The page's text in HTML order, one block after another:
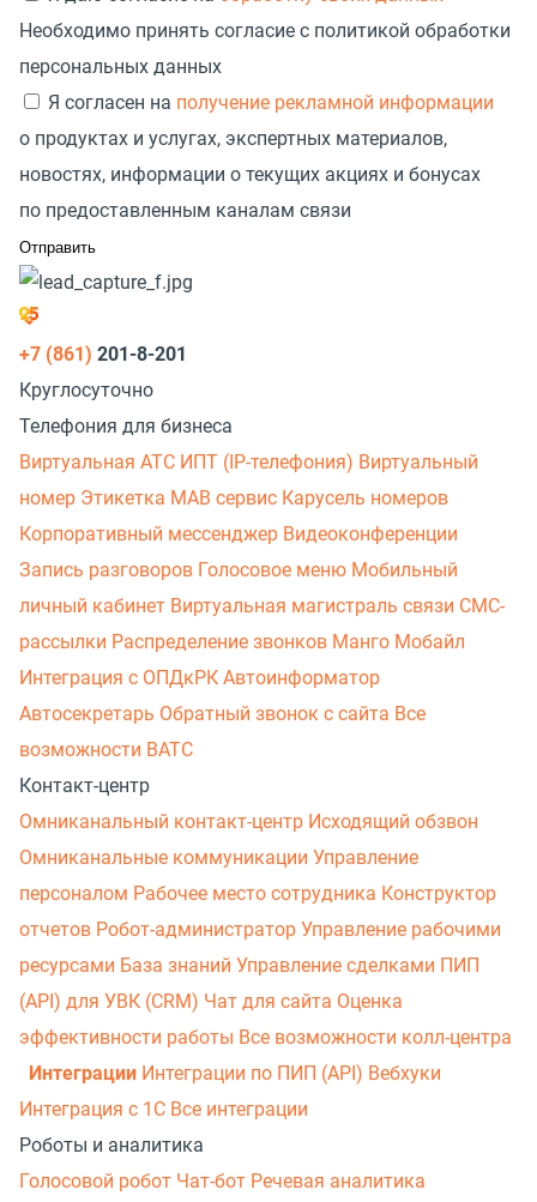
Необходимо принять согласие с политикой обработки
персональных данных
Я согласен на получение рекламной информации
о продуктах и услугах, экспертных материалов,
новостях, информации о текущих акциях и бонусах
по предоставленным каналам связи
+7 (861) 201-8-201
Круглосуточно
Телефония для бизнеса
Виртуальная АТС ИПТ (IP-телефония) Виртуальный
номер Этикетка МАВ сервис Карусель номеров
Корпоративный мессенджер Видеоконференции
Запись разговоров Голосовое меню Мобильный
личный кабинет Виртуальная магистраль связи СМС-
рассылки Распределение звонков Манго Мобайл
Интеграция с ОПДкРК Автоинформатор
Автосекретарь Обратный звонок с сайта Все
возможности ВАТС
Контакт-центр
Омниканальный контакт-центр Исходящий обзвон
Омниканальные коммуникации Управление
персоналом Рабочее место сотрудника Конструктор
отчетов Робот-администратор Управление рабочими
ресурсами База знаний Управление сделками ПИП
(API) для УВК (CRM) Чат для сайта Оценка
эффективности работы Все возможности колл-центра
Интеграции Интеграции по ПИП (API) Вебхуки
Интеграция с 1С Все интеграции
Роботы и аналитика
Голосовой робот Чат-бот Речевая аналитика